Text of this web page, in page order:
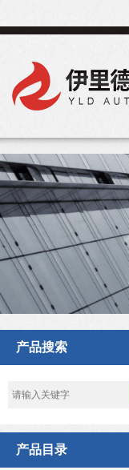
产品搜索
产品目录